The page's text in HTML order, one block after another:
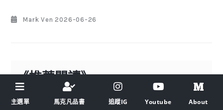
Mark Ven 2026-06-26
《推薦閱讀》
主選單 馬克凡品書 追蹤IG Youtube About